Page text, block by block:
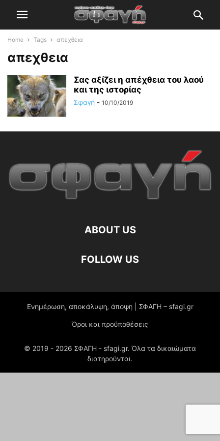
Home Tags απεχθεια
απεχθεια
Σας αξίζει η απέχθεια του λαού
και της ιστορίας
Σφαγή - 10/10/2019
ABOUT US
FOLLOW US
Ενημέρωση, αποκάλυψη, άποψη | ΣΦΑΓΗ – sfagi.gr
Όροι και προϋποθέσεις
© 2019 - 2026 ΣΦΑΓΗ - sfagi.gr. Όλα τα δικαιώματα
διατηρούνται.